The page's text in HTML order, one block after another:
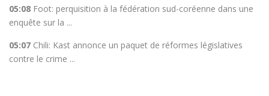
05:08 Foot: perquisition à la fédération sud-coréenne dans une
enquête sur la ...
05:07 Chili: Kast annonce un paquet de réformes législatives
contre le crime ...